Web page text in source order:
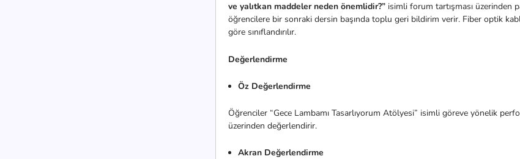
ve yalıtkan maddeler neden önemlidir?” isimli forum tartışması üzerinden
öğrencilere bir sonraki dersin başında toplu geri bildirim verir. Fiber optik
göre sınıflandırılır.
Değerlendirme
Öz Değerlendirme
Öğrenciler “Gece Lambamı Tasarlıyorum Atölyesi” isimli göreve yönelik
üzerinden değerlendirir.
Akran Değerlendirme